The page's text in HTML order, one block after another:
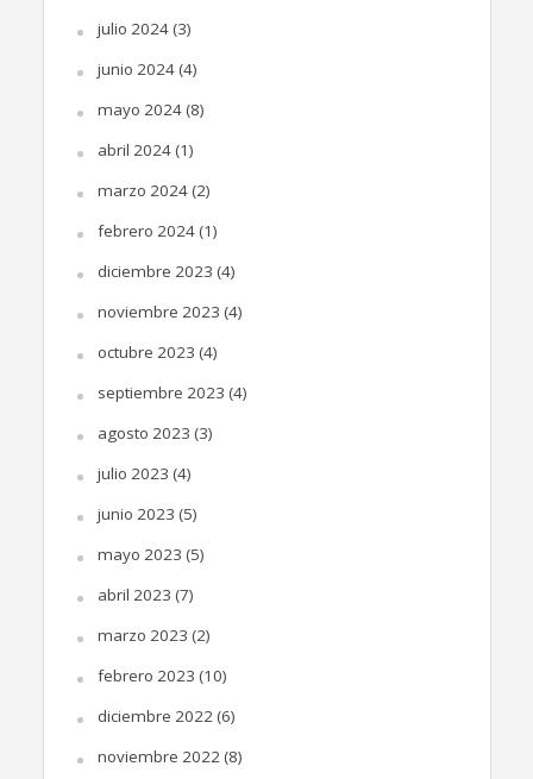
julio 2024(3)
junio 2024(4)
mayo 2024(8)
abril 2024(1)
marzo 2024(2)
febrero 2024(1)
diciembre 2023 (4)
noviembre 2023 (4)
octubre 2023 (4)
septiembre 2023 (4)
agosto 2023 (3)
julio 2023 (4)
junio 2023 (5)
mayo 2023 (5)
abril 2023 (7)
marzo 2023 (2)
febrero 2023 (10)
diciembre 2022(6)
noviembre 2022(8)